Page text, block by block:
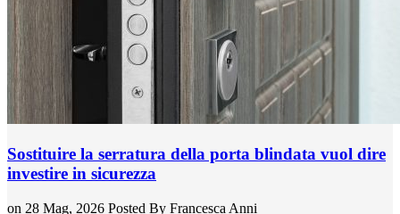
Sostituire la serratura della porta blindata vuol dire
investire in sicurezza
on 28 Mag, 2026 Posted By Francesca Anni